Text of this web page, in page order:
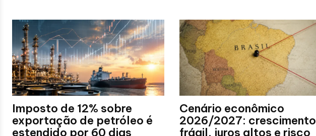
Imposto de 12% sobre
exportação de petróleo é
estendido por 60 dias
Cenário econômico
2026/2027: crescimento
frágil, juros altos e risco